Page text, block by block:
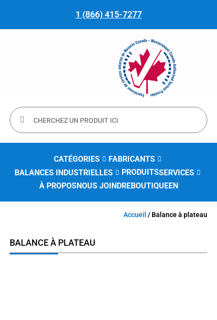
1 (866) 415-7277
CATÉGORIES
FABRICANTS
BALANCES INDUSTRIELLES
PRODUITSSERVICES
À PROPOSNOUS JOINDREBOUTIQUEEN
Accueil / Balance à plateau
BALANCE À PLATEAU